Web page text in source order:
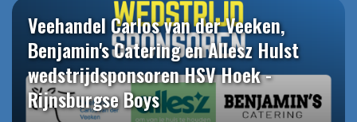
Veehandel Carlos van der Veeken,
Benjamin's Catering en Allesz Hulst
wedstrijdsponsoren HSV Hoek -
Rijnsburgse Boys